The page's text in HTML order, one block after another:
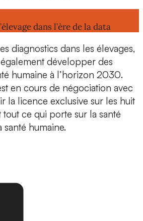
dans l’ère de la data
diagnostics dans les élevages,
développer des
humaine à l’horizon 2030.
en cours de négociation avec
la licence exclusive sur les huit
ce qui porte sur la santé
santé humaine.